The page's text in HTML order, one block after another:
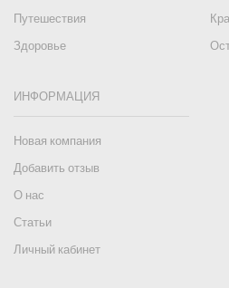
Путешествия
Здоровье
ИНФОРМАЦИЯ
Новая компания
Добавить отзыв
О нас
Статьи
Личный кабинет